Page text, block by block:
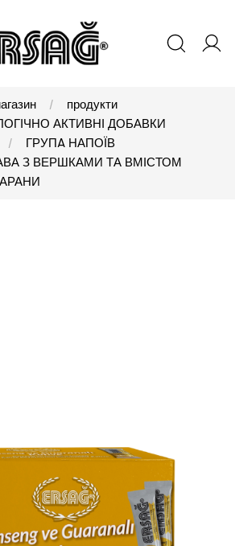
продукти
АКТИВНІ ДОБАВКИ
ГРУПA НАПОЇВ
З ВЕРШКАМИ ТА ВМІСТОМ